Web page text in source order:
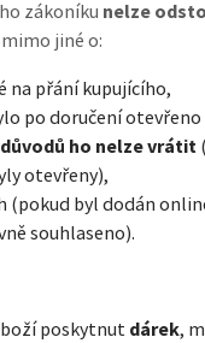
zákoníku nelze
jiné o:
na přání kupujícího,
po doručení otevřeno
ho nelze vrátit
otevřeny),
(pokud byl dodán
souhlaseno).
poskytnut dárek,